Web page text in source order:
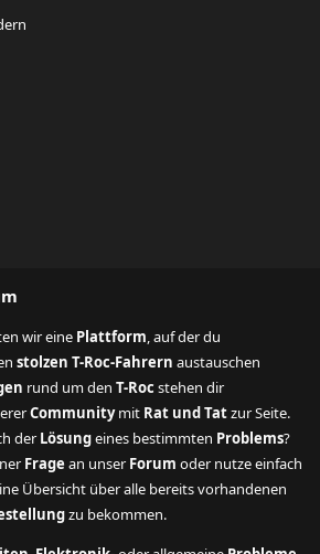
wir eine Plattform, auf der du
stolzen T-Roc-Fahrern austauschen
rund um den T-Rocstehen dir
Communitymit Rat und Tatzur Seite.
der Lösungeines bestimmten Problems?
Frage an unser Forum oder nutze einfach
Übersicht über alle bereits vorhandenen
zu bekommen.